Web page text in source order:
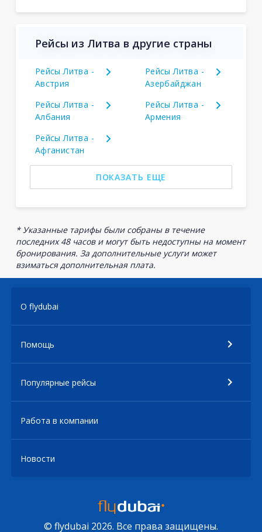
Рейсы из Литва в другие страны
Рейсы Литва -
Австрия
Рейсы Литва -
Азербайджан
Рейсы Литва -
Албания
Рейсы Литва -
Армения
Рейсы Литва -
Афганистан
ПОКАЗАТЬ ЕЩЕ
* Указанные тарифы были собраны в течение
последних 48 часов и могут быть недоступны на момент
бронирования. За дополнительные услуги может
взиматься дополнительная плата.
О flydubai
Помощь
Популярные рейсы
Работа в компании
Новости
© flydubai 2026. Все права защищены.